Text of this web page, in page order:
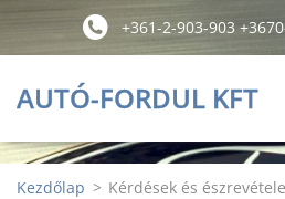
+361-2-903-903
AUTÓ-FORDUL KFT
Kezdőlap > Kérdések és